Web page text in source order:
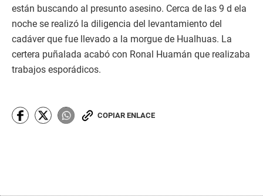
están buscando al presunto asesino. Cerca de las 9 d ela
noche se realizó la diligencia del levantamiento del
cadáver que fue llevado a la morgue de Hualhuas. La
certera puñalada acabó con Ronal Huamán que realizaba
trabajos esporádicos.
COPIAR ENLACE